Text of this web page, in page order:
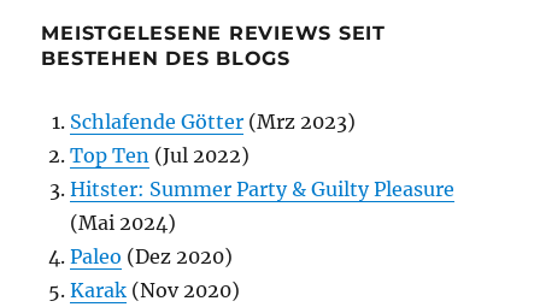
MEISTGELESENE REVIEWS SEIT
BESTEHEN DES BLOGS
Schlafende Götter (Mrz 2023)
Top Ten (Jul 2022)
Hitster: Summer Party & Guilty Pleasure
(Mai 2024)
Paleo (Dez 2020)
Karak (Nov 2020)